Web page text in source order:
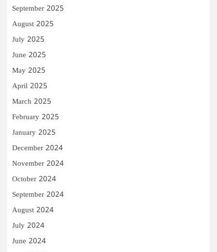
September 2025
August 2025
July 2025
June 2025
May 2025
April 2025
March 2025
February 2025
January 2025
December 2024
November 2024
October 2024
September 2024
August 2024
July 2024
June 2024